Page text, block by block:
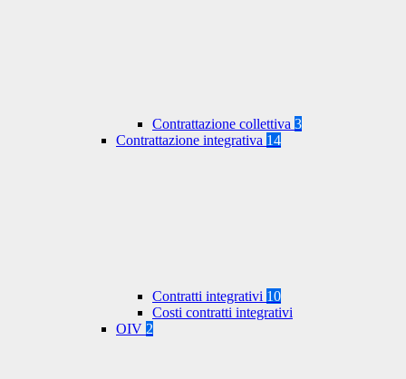
Contrattazione collettiva 3
Contrattazione integrativa 14
Contratti integrativi 10
Costi contratti integrativi
OIV 2